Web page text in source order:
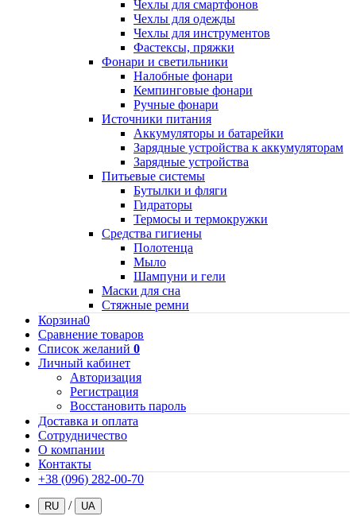
Чехлы для смартфонов
Чехлы для одежды
Чехлы для инструментов
Фастексы, пряжки
Фонари и светильники
Налобные фонари
Кемпинговые фонари
Ручные фонари
Источники питания
Аккумуляторы и батарейки
Зарядные устройства к аккумуляторам
Зарядные устройства
Питьевые системы
Бутылки и фляги
Гидраторы
Термосы и термокружки
Средства гигиены
Полотенца
Мыло
Шампуни и гели
Маски для сна
Стяжные ремни
Корзина0
Сравнение товаров
Список желаний 0
Личный кабинет
Авторизация
Регистрация
Восстановить пароль
Доставка и оплата
Сотрудничество
О компании
Контакты
+38 (096) 282-00-70
RU / UA